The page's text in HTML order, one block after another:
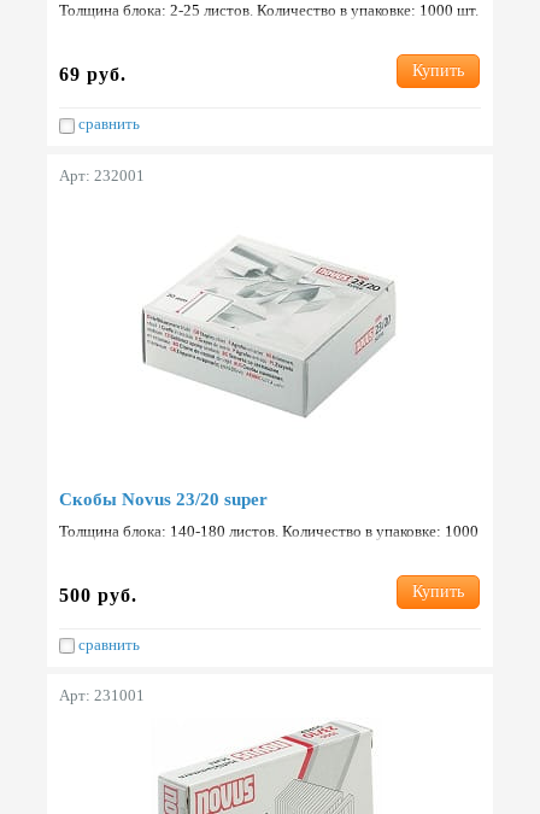
Толщина блока: 2-25 листов. Количество в упаковке: 1000 шт.
69 руб. Купить
сравнить
Арт: 232001
Скобы Novus 23/20 super
Толщина блока: 140-180 листов. Количество в упаковке: 1000
500 руб. Купить
сравнить
Арт: 231001